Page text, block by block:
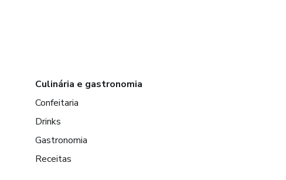
Culinária e gastronomia
Confeitaria
Drinks
Gastronomia
Receitas